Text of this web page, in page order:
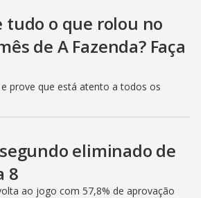
tudo o que rolou no
de A Fazenda? Faça
prove que está atento a todos os
segundo eliminado de
8
ao jogo com 57,8% de aprovação